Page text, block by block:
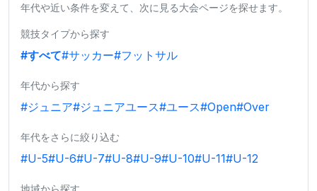
年代や近い条件を変えて、次に見る大会ページを探せます。
競技タイプから探す
#すべて#サッカー#フットサル
年代から探す
#ジュニア#ジュニアユース#ユース#Open#Over
年代をさらに絞り込む
#U-5#U-6#U-7#U-8#U-9#U-10#U-11#U-12
地域から探す